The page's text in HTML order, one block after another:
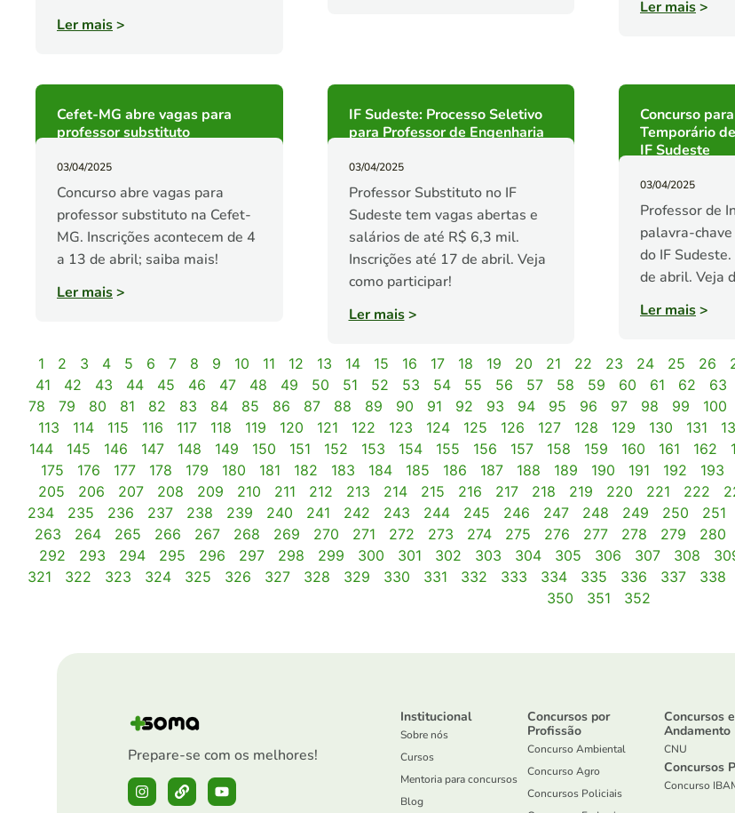
Ler mais>
Ler mais>
Cefet-MG abre vagas para
professor substituto
03/04/2025
Concurso abre vagas para
professor substituto na Cefet-
MG. Inscrições acontecem de 4
a 13 de abril; saiba mais!
Ler mais>
IF Sudeste: Processo Seletivo
para Professor de Engenharia
03/04/2025
Professor Substituto no IF
Sudeste tem vagas abertas e
salários de até R$ 6,3 mil.
Inscrições até 17 de abril. Veja
como participar!
Ler mais>
Concurso
Temporário
IF Sudeste
03/04/2025
Professor de
palavra-
do IF
de abril. Veja
Ler mais>
1 2 3 4 5 6 7 8 9 10 11 12 13 14 15 16 17 18 19 20 21 22 23 24 25 26
41
42 43 44 45 46 47 48 49 50 51 52 53 54 55 56 57 58 59 60 61 62 63
78
79 80 81 82 83 84 85 86 87 88 89 90 91 92 93 94 95 96 97 98 99 100
113
114 115 116 117 118 119 120 121 122 123 124 125 126 127 128 129 130 131
144
145 146 147 148 149 150 151 152 153 154 155 156 157 158 159 160 161 162
175
176 177 178 179 180 181 182 183 184 185 186 187 188 189 190 191 192 193
205
206 207 208 209 210 211 212 213 214 215 216 217 218 219 220 221 222
234
235 236 237 238 239 240 241 242 243 244 245 246 247 248 249 250 251
263
264 265 266 267 268 269 270 271 272 273 274 275 276 277 278 279 280
292
293 294 295 296 297 298 299 300 301 302 303 304 305 306 307 308
321
322 323 324 325 326 327 328 329 330 331 332 333 334 335 336 337 338
350
351 352
Prepare-se com os melhores!
Institucional
Sobre nós
Cursos
Mentoria para concursos
Blog
Concursos por
Profissão
Concurso Ambiental
Concurso Agro
Concursos Policiais
Concursos
Andamento
CNU
Concursos
Concurso